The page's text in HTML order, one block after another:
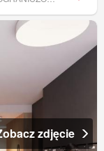
zdjęcie